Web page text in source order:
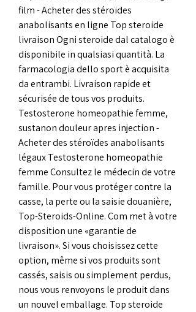
film - Acheter des stéroïdes
anabolisants en ligne Top steroide
livraison Ogni steroide dal catalogo è
disponibile in qualsiasi quantità. La
farmacologia dello sport è acquisita
da entrambi. Livraison rapide et
sécurisée de tous vos produits.
Testosterone homeopathie femme,
sustanon douleur apres injection -
Acheter des stéroïdes anabolisants
légaux Testosterone homeopathie
femme Consultez le médecin de votre
famille. Pour vous protéger contre la
casse, la perte ou la saisie douanière,
Top-Steroids-Online. Com met à votre
disposition une «garantie de
livraison». Si vous choisissez cette
option, même si vos produits sont
cassés, saisis ou simplement perdus,
nous vous renvoyons le produit dans
un nouvel emballage. Top steroide